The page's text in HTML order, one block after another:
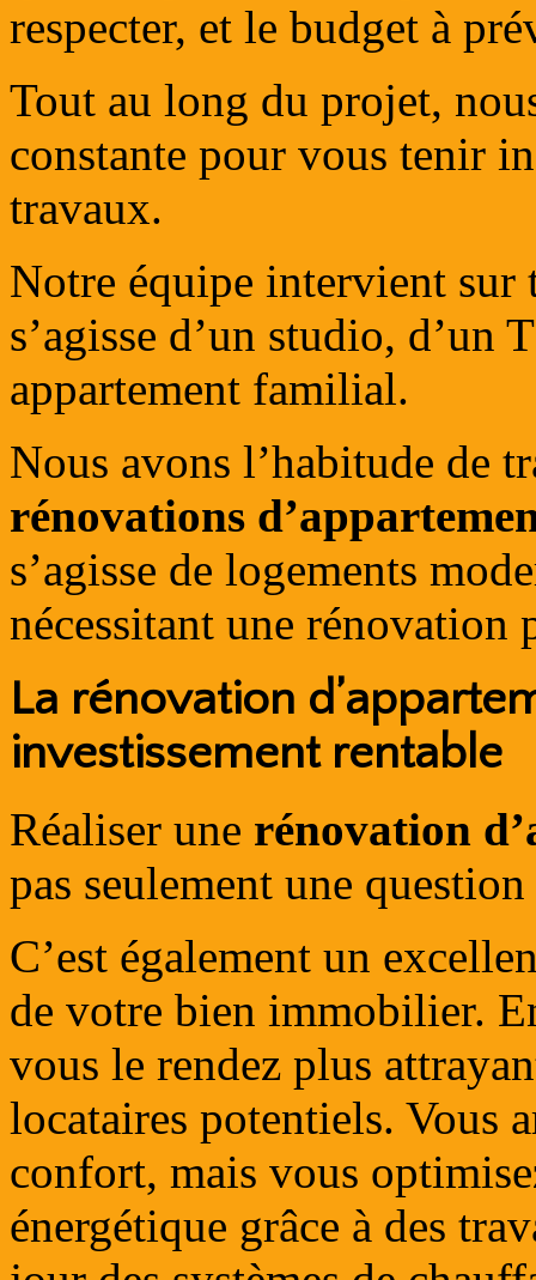
respecter, et le budget à
Tout au long du projet,
constante pour vous tenir
travaux.
Notre équipe intervient sur
s’agisse d’un studio, d’un
appartement familial.
Nous avons l’habitude de
rénovations
s’agisse de logements
nécessitant une rénovation
La rénovation
investissement rentable
Réaliser une rénovation
pas seulement une
C’est également un
de votre bien immobilier.
vous le rendez plus
locataires potentiels. Vous
confort, mais vous
énergétique grâce à des